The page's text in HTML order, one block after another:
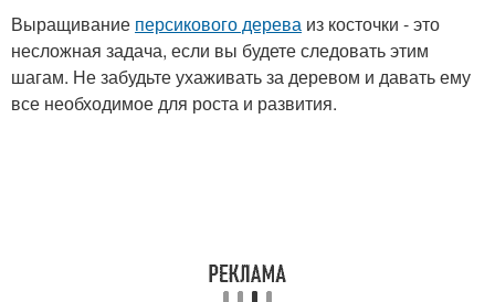
Выращивание персикового дерева из косточки - это
несложная задача, если вы будете следовать этим
шагам. Не забудьте ухаживать за деревом и давать ему
все необходимое для роста и развития.